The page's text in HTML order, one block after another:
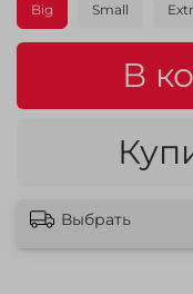
В
Big Small
Выбрать